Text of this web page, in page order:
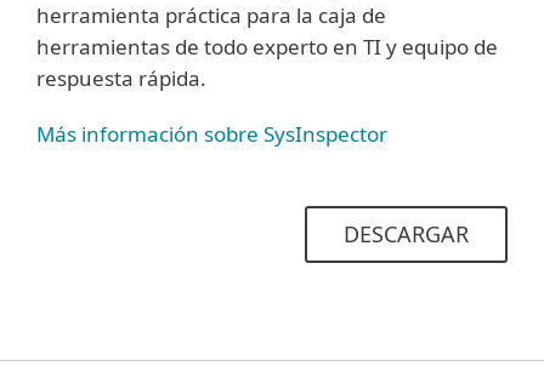
herramienta práctica para la caja de
herramientas de todo experto en TI y equipo de
respuesta rápida.
Más información sobre SysInspector
DESCARGAR